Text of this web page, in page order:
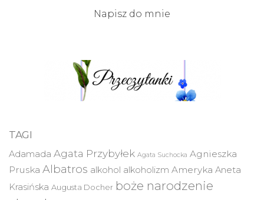
Napisz do mnie
TAGI
Adamada Agata Przybyłek Agata Suchocka Agnieszka
Pruska Albatros alkohol alkoholizm Ameryka Aneta
Krasińska Augusta Docher boże narodzenie